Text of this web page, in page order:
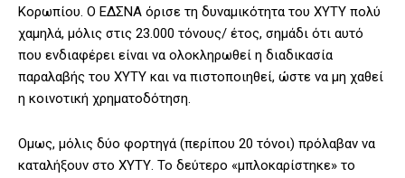
Κορωπίου. Ο ΕΔΣΝΑ όρισε τη δυναμικότητα του ΧΥΤΥ πολύ
χαμηλά, μόλις στις 23.000 τόνους/ έτος, σημάδι ότι αυτό
που ενδιαφέρει είναι να ολοκληρωθεί η διαδικασία
παραλαβής του ΧΥΤΥ και να πιστοποιηθεί, ώστε να μη χαθεί
η κοινοτική χρηματοδότηση.
Ομως, μόλις δύο φορτηγά (περίπου 20 τόνοι) πρόλαβαν να
καταλήξουν στο ΧΥΤΥ. Το δεύτερο «μπλοκαρίστηκε» το